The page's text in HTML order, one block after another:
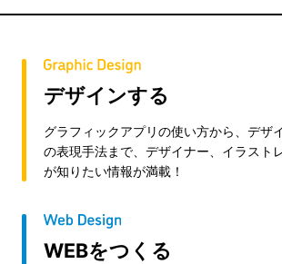
デザインする
グラフィックアプリの使い方から、デザ
の表現手法まで、デザイナー、イラスト
が知りたい情報が満載！
WEBをつくる